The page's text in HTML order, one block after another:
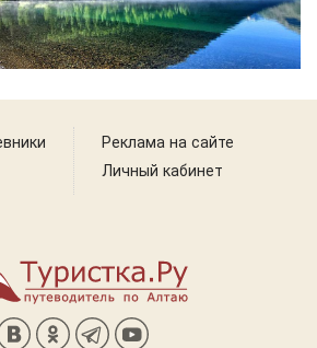
Реклама на сайте
Личный кабинет